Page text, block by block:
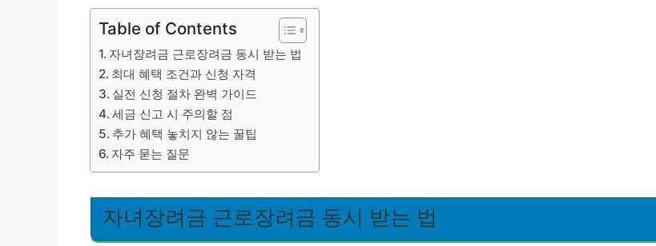
Table of Contents
자녀장려금 근로장려금 동시 받는 법
최대 혜택 조건과 신청 자격
실전 신청 절차 완벽 가이드
세금 신고 시 주의할 점
추가 혜택 놓치지 않는 꿀팁
자주 묻는 질문
자녀장려금 근로장려금 동시 받는 법